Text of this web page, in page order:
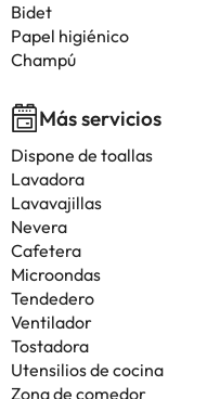
Bidet
Papel higiénico
Champú
Más servicios
Dispone de toallas
Lavadora
Lavavajillas
Nevera
Cafetera
Microondas
Tendedero
Ventilador
Tostadora
Utensilios de cocina
Zona de comedor